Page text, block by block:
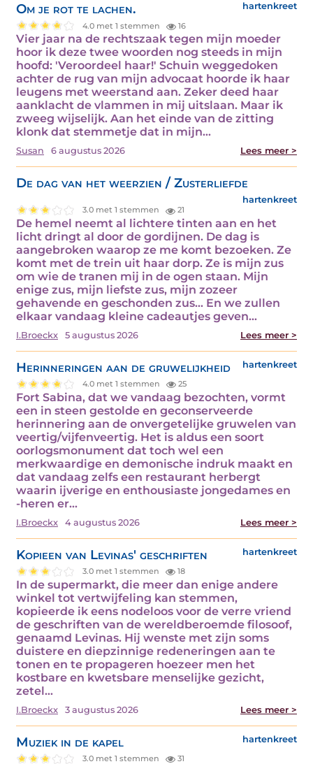
Om je rot te lachen. hartenkreet
4.0 met 1 stemmen 16
Vier jaar na de rechtszaak tegen mijn moeder
hoor ik deze twee woorden nog steeds in mijn
hoofd: 'Veroordeel haar!' Schuin weggedoken
achter de rug van mijn advocaat hoorde ik haar
leugens met weerstand aan. Zeker deed haar
aanklacht de vlammen in mij uitslaan. Maar ik
zweeg wijselijk. Aan het einde van de zitting
klonk dat stemmetje dat in mijn…
Susan 6 augustus 2026 Lees meer >
De dag van het weerzien / Zusterliefde
hartenkreet
3.0 met 1 stemmen 21
De hemel neemt al lichtere tinten aan en het
licht dringt al door de gordijnen. De dag is
aangebroken waarop ze me komt bezoeken. Ze
komt met de trein uit haar dorp. Ze is mijn zus
om wie de tranen mij in de ogen staan. Mijn
enige zus, mijn liefste zus, mijn zozeer
gehavende en geschonden zus... En we zullen
elkaar vandaag kleine cadeautjes geven…
I.Broeckx 5 augustus 2026 Lees meer >
Herinneringen aan de gruwelijkheid hartenkreet
4.0 met 1 stemmen 25
Fort Sabina, dat we vandaag bezochten, vormt
een in steen gestolde en geconserveerde
herinnering aan de onvergetelijke gruwelen van
veertig/vijfenveertig. Het is aldus een soort
oorlogsmonument dat toch wel een
merkwaardige en demonische indruk maakt en
dat vandaag zelfs een restaurant herbergt
waarin ijverige en enthousiaste jongedames en
-heren er…
I.Broeckx 4 augustus 2026 Lees meer >
Kopieen van Levinas' geschriften hartenkreet
3.0 met 1 stemmen 18
In de supermarkt, die meer dan enige andere
winkel tot vertwijfeling kan stemmen,
kopieerde ik eens nodeloos voor de verre vriend
de geschriften van de wereldberoemde filosoof,
genaamd Levinas. Hij wenste met zijn soms
duistere en diepzinnige redeneringen aan te
tonen en te propageren hoezeer men het
kostbare en kwetsbare menselijke gezicht,
zetel…
I.Broeckx 3 augustus 2026 Lees meer >
Muziek in de kapel hartenkreet
3.0 met 1 stemmen 31